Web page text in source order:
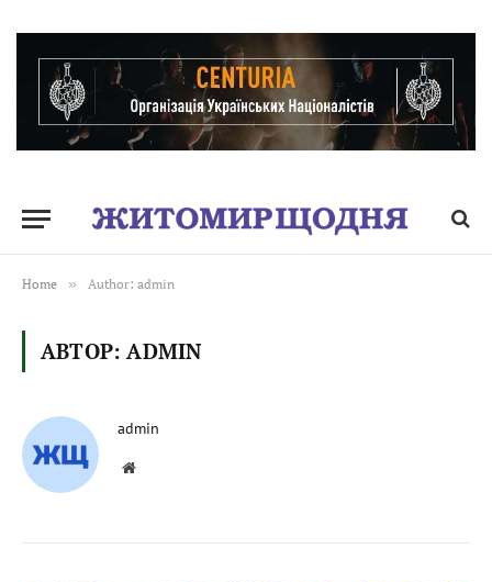
Home » Author: admin
АВТОР:ADMIN
admin
Website